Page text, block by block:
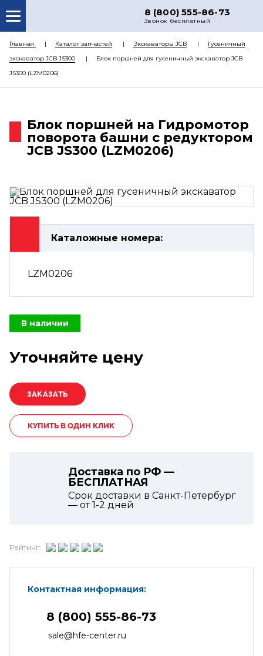
8 (800) 555-86-73
Звонок бесплатный
О НАС
КАТАЛОГ ЗАПЧАСТЕЙ
РЕМОНТ
ЦЕНЫ
КОНТАКТЫ
Главная Каталог запчастей Экскаваторы JCB
Гусеничный
экскаватор JCB JS300
Блок поршней для гусеничный экскаватор JCB
JS300 (LZM0206)
Блок поршней на Гидромотор
поворота башни с редуктором
JCB JS300 (LZM0206)
Каталожные номера:
LZM0206
В наличии
Уточняйте цену
КУПИТЬ В ОДИН КЛИК
Доставка по РФ —
БЕСПЛАТНАЯ
Срок доставки в Санкт-Петербург
— от1-2 дней
Рейтинг:
Контактная информация:
8 (800) 555-86-73
sale@hfe-center.ru